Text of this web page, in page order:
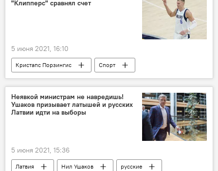
"Клипперс" сравнял счет
5 июня 2021, 16:10
Кристапс Порзингис Спорт
Неявкой министрам не навредишь!
Ушаков призывает латышей и русских
Латвии идти на выборы
5 июня 2021, 15:36
Латвия Нил Ушаков
русские